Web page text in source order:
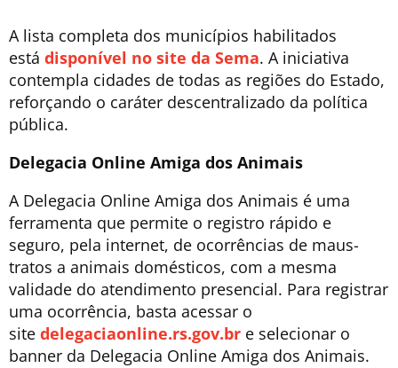
A lista completa dos municípios habilitados
está disponível no site da Sema. A iniciativa
contempla cidades de todas as regiões do Estado,
reforçando o caráter descentralizado da política
pública.
Delegacia Online Amiga dos Animais
A Delegacia Online Amiga dos Animais é uma
ferramenta que permite o registro rápido e
seguro, pela internet, de ocorrências de maus-
tratos a animais domésticos, com a mesma
validade do atendimento presencial. Para registrar
uma ocorrência, basta acessar o
site delegaciaonline.rs.gov.br e selecionar o
banner da Delegacia Online Amiga dos Animais.